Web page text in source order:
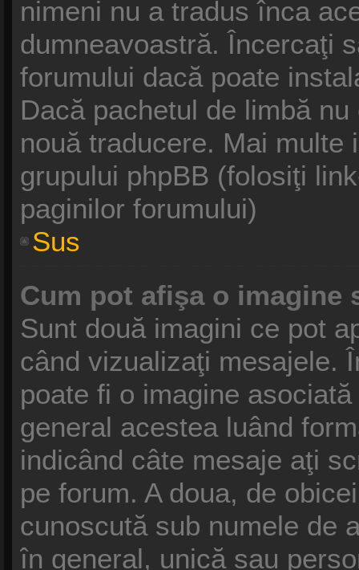
nimeni nu a tradus înca
dumneavoastră. Încercaţi
forumului dacă poate
Dacă pachetul de limbă
nouă traducere. Mai
grupului phpBB (folosiţi
paginilor forumului)
Sus
Cum pot afişa o imagine
Sunt două imagini ce pot
când vizualizaţi mesajele.
poate fi o imagine
general acestea luând
indicând câte mesaje aţi
pe forum. A doua, de
cunoscută sub numele de
în general, unică sau